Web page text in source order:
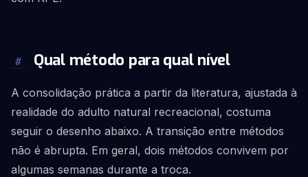
# Qual método para qual nível
A consolidação prática a partir da literatura, ajustada à
realidade do adulto natural recreacional, costuma
seguir o desenho abaixo. A transição entre métodos
não é abrupta. Em geral, dois métodos convivem por
algumas semanas durante a troca.